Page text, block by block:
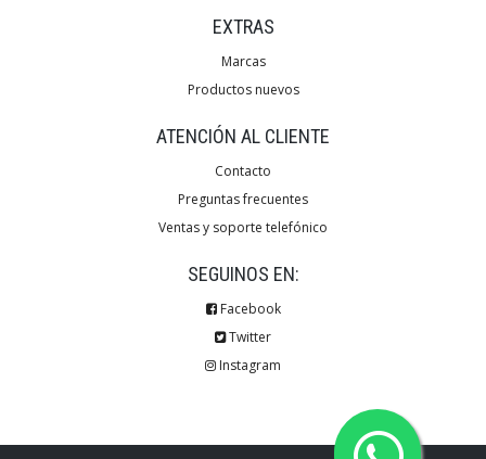
EXTRAS
Marcas
Productos nuevos
ATENCIÓN AL CLIENTE
Contacto
Preguntas frecuentes
Ventas y soporte telefónico
SEGUINOS EN:
Facebook
Twitter
Instagram